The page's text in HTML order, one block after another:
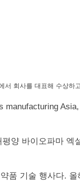
서 회사를 대표해 수상하
양 바이오파마 엑
품 기술 행사다.